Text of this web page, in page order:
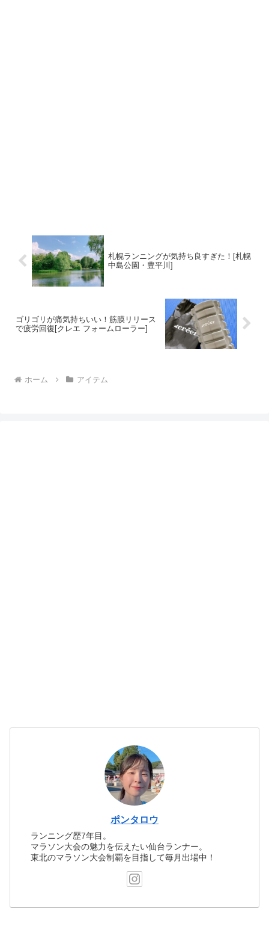
札幌ランニングが気持ち良すぎた！[札幌
中島公園・豊平川]
ゴリゴリが痛気持ちいい！筋膜リリース
で疲労回復[クレエ フォームローラー]
ホーム アイテム
ポンタロウ
ランニング歴7年目。
マラソン大会の魅力を伝えたい仙台ランナー。
東北のマラソン大会制覇を目指して毎月出場中！